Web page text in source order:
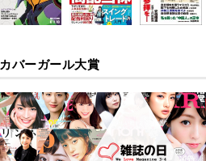
カバーガール大賞